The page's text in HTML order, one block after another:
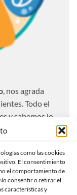
como las cookies
El consentimiento
el comportamiento de
consentir o retirar el
características y
, nos agrada
Todo el
y sabemos lo
Es por
con la
el